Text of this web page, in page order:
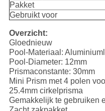
Pakket
Gebruikt voor
Overzicht:
Gloednieuw
Pool-Materiaal:
Pool-Diameter: 12mm
Prismaconstante: 30mm
Mini Prism met 4 polen
25.4mm cirkelprisma
Gemakkelijk te gebruiken